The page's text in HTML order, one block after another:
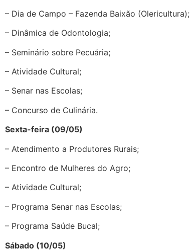
– Dia de Campo – Fazenda Baixão (Olericultura);
– Dinâmica de Odontologia;
– Seminário sobre Pecuária;
– Atividade Cultural;
– Senar nas Escolas;
– Concurso de Culinária.
Sexta-feira (09/05)
– Atendimento a Produtores Rurais;
– Encontro de Mulheres do Agro;
– Atividade Cultural;
– Programa Senar nas Escolas;
– Programa Saúde Bucal;
Sábado (10/05)